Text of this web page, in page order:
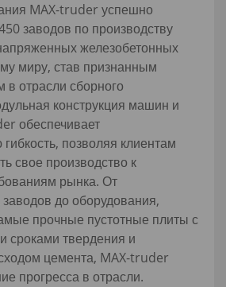
MAX-truder успешно
заводов по производству
железобетонных
миру, став признанным
отрасли сборного
конструкция машин и
обеспечивает
позволяя клиентам
свое производство к
рынка. От
до оборудования,
прочные пустотные плиты с
твердения и
цемента, MAX-truder
прогресса в отрасли.